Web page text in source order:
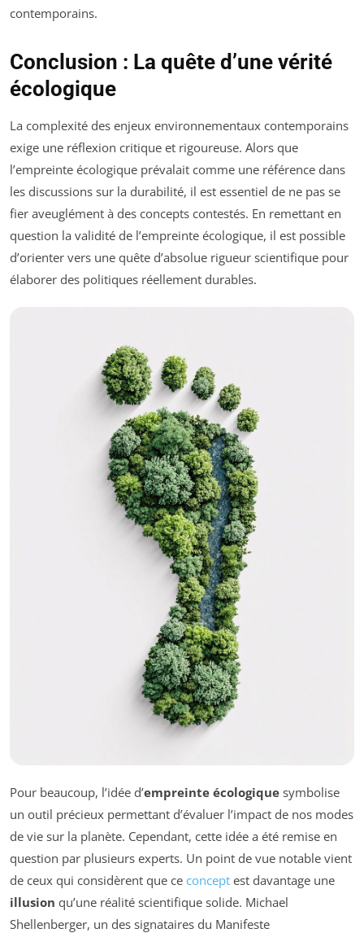
contemporains.
Conclusion : La quête d’une vérité
écologique
La complexité des enjeux environnementaux contemporains
exige une réflexion critique et rigoureuse. Alors que
l’empreinte écologique prévalait comme une référence dans
les discussions sur la durabilité, il est essentiel de ne pas se
fier aveuglément à des concepts contestés. En remettant en
question la validité de l’empreinte écologique, il est possible
d’orienter vers une quête d’absolue rigueur scientifique pour
élaborer des politiques réellement durables.
Pour beaucoup, l’idée d’empreinte écologique symbolise
un outil précieux permettant d’évaluer l’impact de nos modes
de vie sur la planète. Cependant, cette idée a été remise en
question par plusieurs experts. Un point de vue notable vient
de ceux qui considèrent que ce concept est davantage une
illusion qu’une réalité scientifique solide. Michael
Shellenberger, un des signataires du Manifeste